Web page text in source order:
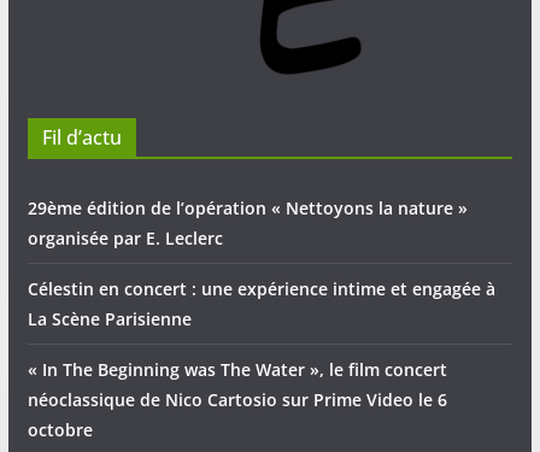
Fil d’actu
29ème édition de l’opération « Nettoyons la nature »
organisée par E. Leclerc
Célestin en concert : une expérience intime et engagée à
La Scène Parisienne
« In The Beginning was The Water », le film concert
néoclassique de Nico Cartosio sur Prime Video le 6
octobre